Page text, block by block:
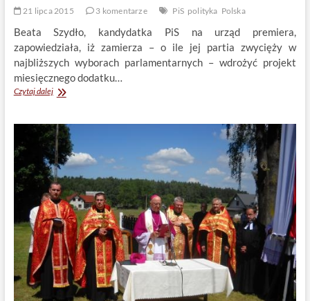
21 lipca 2015 3 komentarze PiS polityka Polska
Beata Szydło, kandydatka PiS na urząd premiera,
zapowiedziała, iż zamierza – o ile jej partia zwycięży w
najbliższych wyborach parlamentarnych – wdrożyć projekt
miesięcznego dodatku…
Czytaj dalejProgram
Beaty
Szydło
dyskryminuje
młodych
wyborców